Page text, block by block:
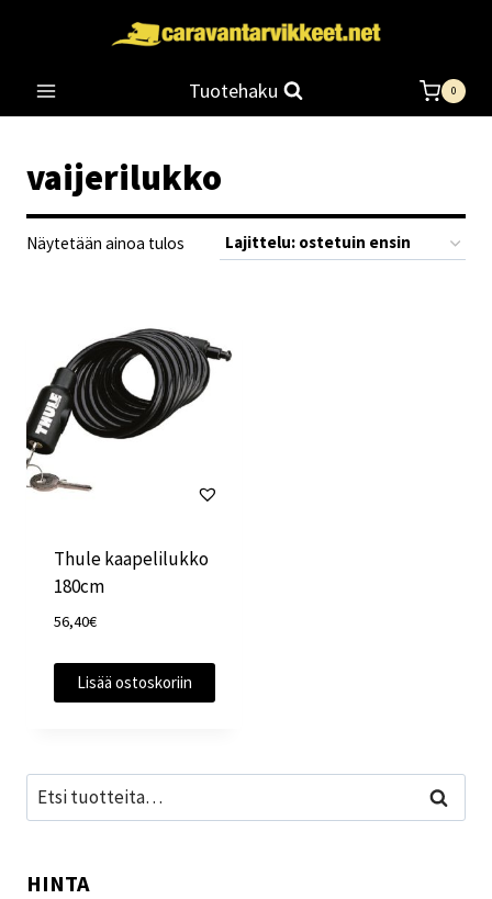
Tuotehaku 0
vaijerilukko
Näytetään ainoa tulos
Thule kaapelilukko
180cm
56,40€
Lisää ostoskoriin
Etsi: Haku
HINTA